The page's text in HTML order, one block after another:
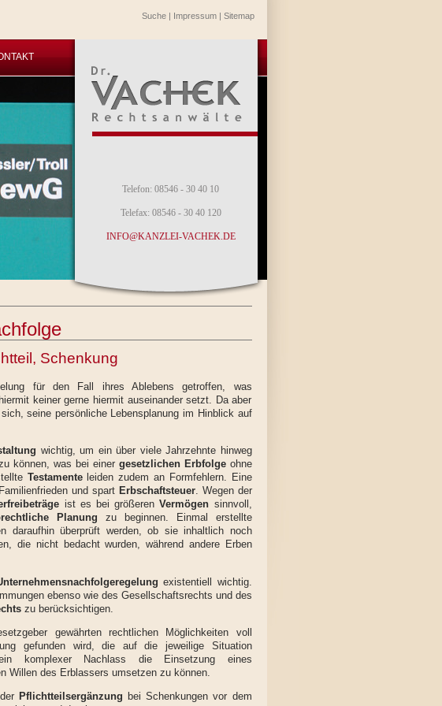
Suche| Impressum| Sitemap
Telefon: 08546 - 30 40 10
Telefax: 08546 - 30 40 120
INFO@KANZLEI-VACHEK.DE
Schenkung
für den Fall ihres Ablebens getroffen, was
keiner gerne hiermit auseinander setzt. Da aber
seine persönliche Lebensplanung im Hinblick auf
wichtig, um ein über viele Jahrzehnte hinweg
können, was bei einer gesetzlichen Erbfolgeohne
Testamenteleiden zudem an Formfehlern. Eine
und spart Erbschaftsteuer. Wegen der
ist es bei größerenVermögen sinnvoll,
Planung zu beginnen. Einmal erstellte
daraufhin überprüft werden, ob sie inhaltlich noch
die nicht bedacht wurden, während andere Erben
existentiell wichtig.
ebenso wie des Gesellschaftsrechts und des
zu berücksichtigen.
gewährten rechtlichen Möglichkeiten voll
gefunden wird, die auf die jeweilige Situation
komplexer Nachlass die Einsetzung eines
Willen des Erblassers umsetzen zu können.
Pflichtteilsergänzung bei Schenkungen vor dem